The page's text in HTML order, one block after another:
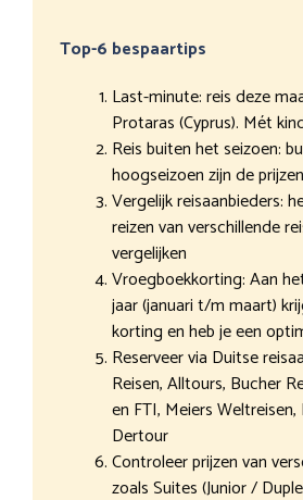
Top-6 bespaartips
Last-minute: reis deze
Protaras (Cyprus). Mét
Reis buiten het seizoen:
hoogseizoen zijn de
Vergelijk reisaanbieders:
reizen van verschillende
vergelijken
Vroegboekkorting: Aan
jaar (januari t/m maart)
korting en heb je een
Reserveer via Duitse
Reisen, Alltours, Bucher
en FTI, Meiers Weltreisen,
Dertour
Controleer prijzen van
zoals Suites (Junior /